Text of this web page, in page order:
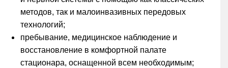
методов, так и малоинвазивных передовых
технологий;
пребывание, медицинское наблюдение и
восстановление в комфортной палате
стационара, оснащенной всем необходимым;